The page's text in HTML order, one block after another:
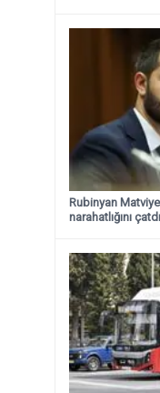
Rubinyan
narahatlığını